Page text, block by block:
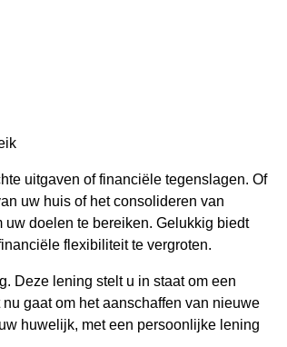
uitgaven of financiële tegenslagen. Of
uw huis of het consolideren van
doelen te bereiken. Gelukkig biedt
flexibiliteit te vergroten.
Deze lening stelt u in staat om een
gaat om het aanschaffen van nieuwe
huwelijk, met een persoonlijke lening